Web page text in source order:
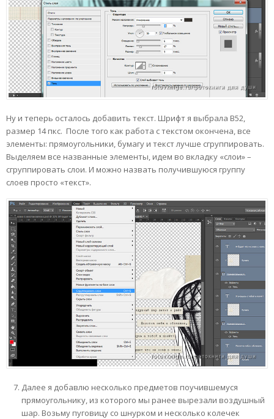
Ну и теперь осталось добавить текст. Шрифт я выбрала В52,
размер 14 пкс. После того как работа с текстом окончена, все
элементы: прямоугольники, бумагу и текст лучше сгруппировать.
Выделяем все названные элементы, идем во вкладку «слои» –
сгруппировать слои. И можно назвать получившуюся группу
слоев просто «текст».
Далее я добавлю несколько предметов поучившемуся
прямоугольнику, из которого мы ранее вырезали воздушный
шар. Возьму пуговицу со шнурком и несколько колечек